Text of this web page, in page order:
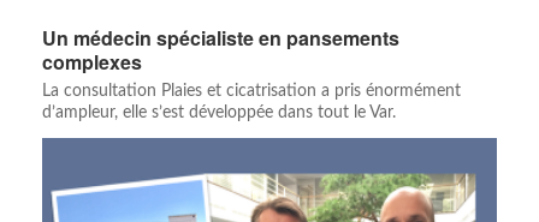
Un médecin spécialiste en pansements
complexes
La consultation Plaies et cicatrisation a pris énormément
d’ampleur, elle s’est développée dans tout le Var.